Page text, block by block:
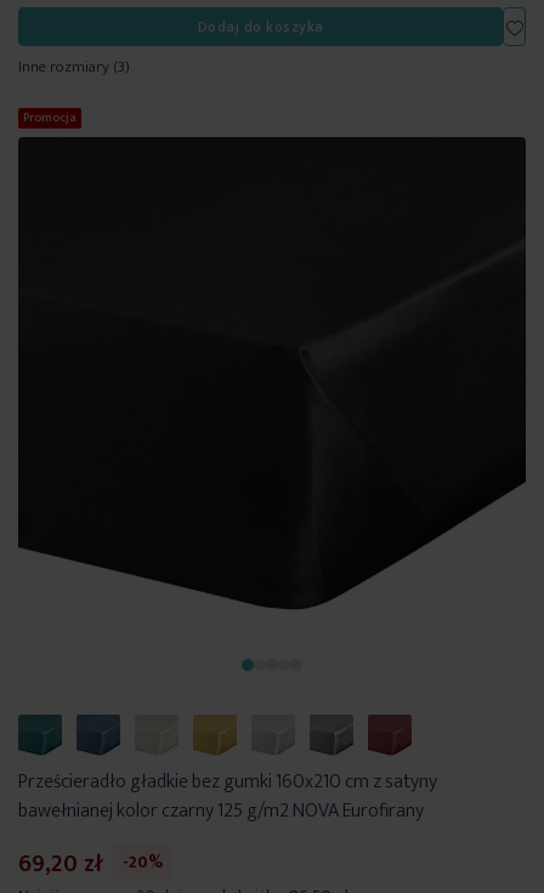
Dodaj do koszyka
Inne rozmiary(3)
Promocja
Prześcieradło gładkie bez gumki 160x210 cm z satyny
bawełnianej kolor czarny 125 g/m2 NOVA Eurofirany
69,20 zł
-20%